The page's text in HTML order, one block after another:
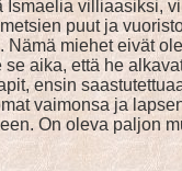
villiaasiksi,
puut ja
miehet eivät
aika, että he
ensin
vaimonsa ja
On oleva paljon